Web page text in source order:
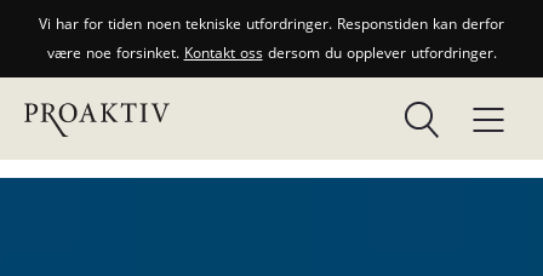
Vi har for tiden noen tekniske utfordringer. Responstiden kan derfor
være noe forsinket. Kontakt ossdersom du opplever utfordringer.